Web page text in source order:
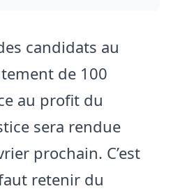
candidats au
de 100
au profit du
sera rendue
prochain. C’est
retenir du